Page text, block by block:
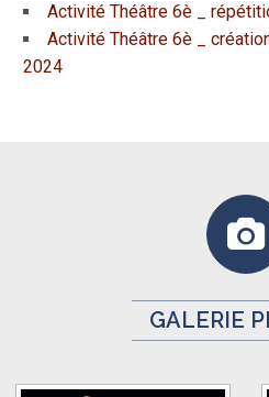
Activité Théâtre 6è _
Activité Théâtre 6è _
2024
GALERIE